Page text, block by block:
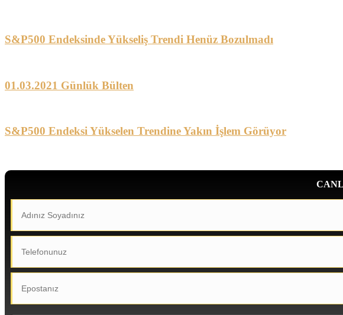
S&P500 Endeksinde Yükseliş Trendi Henüz Bozulmadı
01.03.2021 Günlük Bülten
S&P500 Endeksi Yükselen Trendine Yakın İşlem Görüyor